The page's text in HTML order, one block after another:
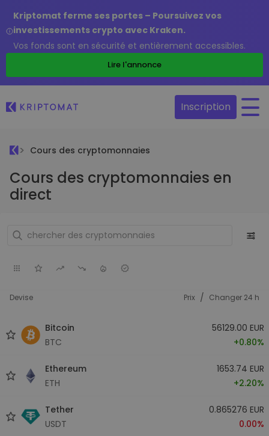
Kriptomat ferme ses portes – Poursuivez vos
investissements crypto avec Kraken.
Vos fonds sont en sécurité et entièrement accessibles.
Lire l'annonce
Inscription
Cours des cryptomonnaies
Cours des cryptomonnaies en
direct
Devise Prix / Changer 24 h
Bitcoin
BTC
56129.00 EUR
+0.80%
Ethereum
ETH
1653.74 EUR
+2.20%
Tether
USDT
0.865276 EUR
0.00%